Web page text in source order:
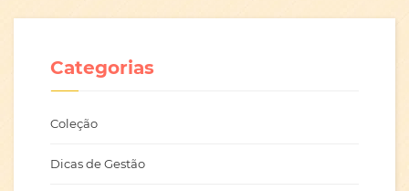
Categorias
Coleção
Dicas de Gestão